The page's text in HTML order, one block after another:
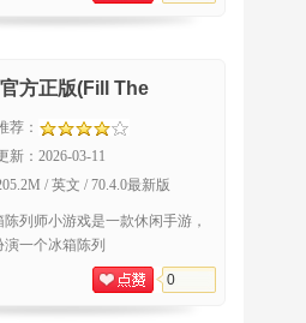
方正版(Fill The
荐：
新： 2026-03-11
/ 英文 / 70.4.0最新版
陈列师小游戏是一款休闲手游，
一个冰箱陈列
0